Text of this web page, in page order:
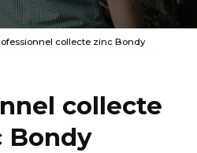
collecte zinc Bondy
collecte
Bondy